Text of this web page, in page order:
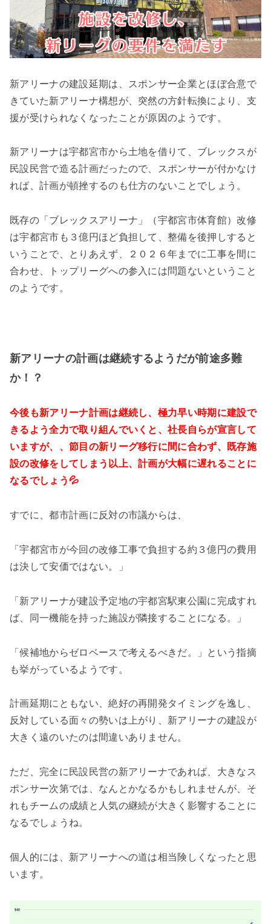
新アリーナの建設延期は、スポンサー企業とほぼ合意で
きていた新アリーナ構想が、突然の方針転換により、支
援が受けられなくなったことが原因のようです。
新アリーナは宇都宮市から土地を借りて、ブレックスが
民設民営で造る計画だったので、スポンサーが付かなけ
れば、計画が頓挫するのも仕方のないことでしょう。
既存の「ブレックスアリーナ」（宇都宮市体育館）改修
は宇都宮市も３億円ほど負担して、整備を後押しすると
いうことで、とりあえず、２０２６年までに工事を間に
合わせ、トップリーグへの参入には問題ないということ
のようです。
新アリーナの計画は継続するようだが前途多難
か！？
今後も新アリーナ計画は継続し、極力早い時期に建設で
きるよう全力で取り組んでいくと、社長自らが宣言して
いますが、、節目の新リーグ移行に間に合わず、既存施
設の改修をしてしまう以上、計画が大幅に遅れることに
なるでしょう💦
すでに、都市計画に反対の市議からは、
「宇都宮市が今回の改修工事で負担する約３億円の費用
は決して安価ではない。」
「新アリーナが建設予定地の宇都宮駅東公園に完成すれ
ば、同一機能を持った施設が隣接することになる。」
「候補地からゼロベースで考えるべきだ。」という指摘
も挙がっているようです。
計画延期にともない、絶好の再開発タイミングを逸し、
反対している面々の勢いは上がり、新アリーナの建設が
大きく遠のいたのは間違いありません。
ただ、完全に民設民営の新アリーナであれば、大きなス
ポンサー次第では、なんとかなるかもしれませんが、そ
れもチームの成績と人気の継続が大きく影響することに
なるでしょうね。
個人的には、新アリーナへの道は相当険しくなったと思
います。